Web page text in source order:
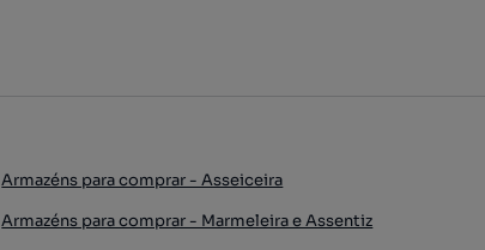
Armazéns para comprar - Asseiceira
Armazéns para comprar - Marmeleira e Assentiz